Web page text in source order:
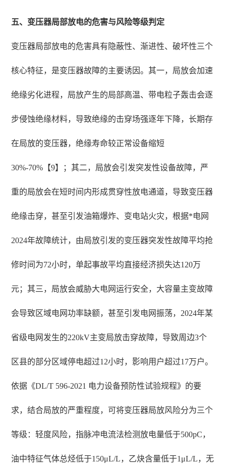
五、变压器局部放电的危害与风险等级判定
变压器局部放电的危害具有隐蔽性、渐进性、破坏性三个
核心特征，是变压器故障的主要诱因。其一，局放会加速
绝缘劣化进程，局放产生的局部高温、带电粒子轰击会逐
步侵蚀绝缘材料，导致绝缘的击穿场强逐年下降，长期存
在局放的变压器，绝缘寿命较正常设备缩短
30%-70%【9】；其二，局放会引发突发性设备故障，严
重的局放会在短时间内形成贯穿性放电通道，导致变压器
绝缘击穿，甚至引发油箱爆炸、变电站火灾，根据*电网
2024年故障统计，由局放引发的变压器突发性故障平均抢
修时间为72小时，单起事故平均直接经济损失达120万
元；其三，局放会威胁大电网运行安全，大容量主变故障
会导致区域电网功率缺额，甚至引发电网振荡，2024年某
省级电网发生的220kV主变局放击穿故障，导致周边3个
区县的部分区域停电超过12小时，影响用户超过17万户。
依据《DL/T 596-2021 电力设备预防性试验规程》的要
求，结合局放的严重程度，可将变压器局放风险分为三个
等级：轻度风险，指脉冲电流法检测放电量低于500pC，
油中特征气体总烃低于150μL/L，乙炔含量低于1μL/L，无